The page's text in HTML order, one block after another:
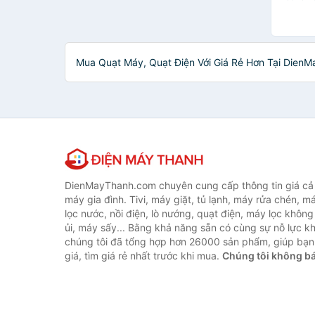
Dewalt
DREAMER
IVV
Jisulife
kalpen
locknlock
Loại 1.
Mua Quạt Máy, Quạt Điện Với Giá Rẻ Hơn Tại
DienMayThanh.com chuyên cung cấp thông tin giá
máy gia đình. Tivi, máy giặt, tủ lạnh, máy rửa chén,
lọc nước, nồi điện, lò nướng, quạt điện, máy lọc
ủi, máy sấy... Bằng khả năng sẵn có cùng sự nỗ lực
chúng tôi đã tổng hợp hơn 26000 sản phẩm, giúp
giá, tìm giá rẻ nhất trước khi mua. Chúng tôi không